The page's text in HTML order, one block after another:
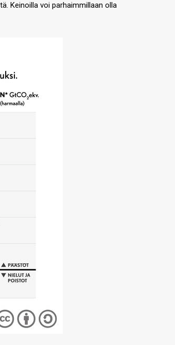
Keinoilla voi parhaimmillaan olla